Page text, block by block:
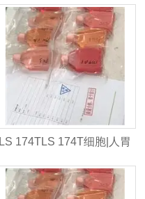
腺癌细胞|STR入库
LS 174TLS 174T细胞|人胃
癌细胞|STR入库